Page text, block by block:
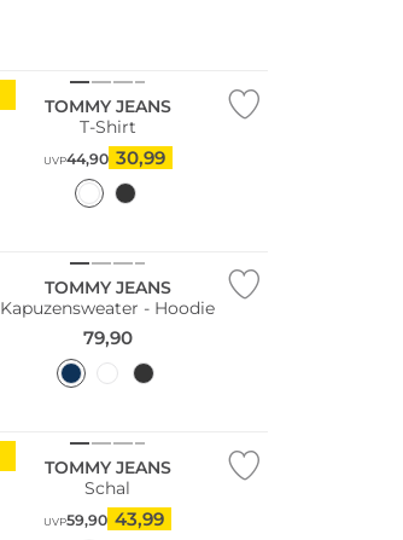
TOMMY JEANS
T-Shirt
UVP44,90 30,99
TOMMY JEANS
Kapuzensweater - Hoodie
79,90
TOMMY JEANS
Schal
UVP59,90 43,99